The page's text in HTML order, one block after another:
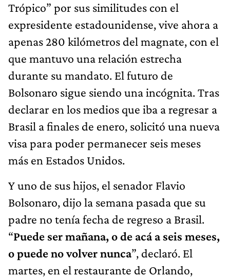
Trópico” por sus similitudes con el
expresidente estadounidense, vive ahora a
apenas 280 kilómetros del magnate, con el
que mantuvo una relación estrecha
durante su mandato. El futuro de
Bolsonaro sigue siendo una incógnita. Tras
declarar en los medios que iba a regresar a
Brasil a finales de enero, solicitó una nueva
visa para poder permanecer seis meses
más en Estados Unidos.
Y uno de sus hijos, el senador Flavio
Bolsonaro, dijo la semana pasada que su
padre no tenía fecha de regreso a Brasil.
“Puede ser mañana, o de acá a seis meses,
o puede no volver nunca”, declaró. El
martes, en el restaurante de Orlando,